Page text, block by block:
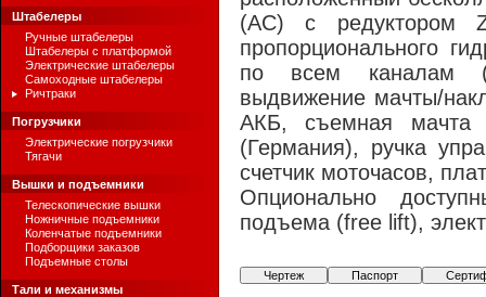
Штабелеры
Ручные штабелеры
Штабелеры с платформой
Электрические штабелеры
Самоходные штабелеры
Ричтраки
Погрузчики
Электрические погрузчики
Тягачи
Вышки и подъемники
Телескопические вышки
Ножничные подъемники
Коленчатые подъемники
Подборщики заказов
Подъемные столы
Тали и механизмы
(АС) с редуктором
пропорционального
по всем каналам
выдвижение мачты/
АКБ, съемная мачта
(Германия), ручка
счетчик моточасов,
Опционально
подъема (free lift),
Чертеж Паспорт